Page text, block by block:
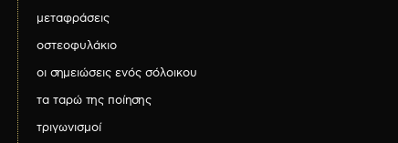
μεταφράσεις
οστεοφυλάκιο
οι σημειώσεις ενός σόλοικου
τα ταρώ της ποίησης
τριγωνισμοί